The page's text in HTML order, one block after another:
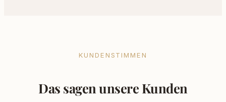
KUNDENSTIMMEN
Das sagen unsere Kunden